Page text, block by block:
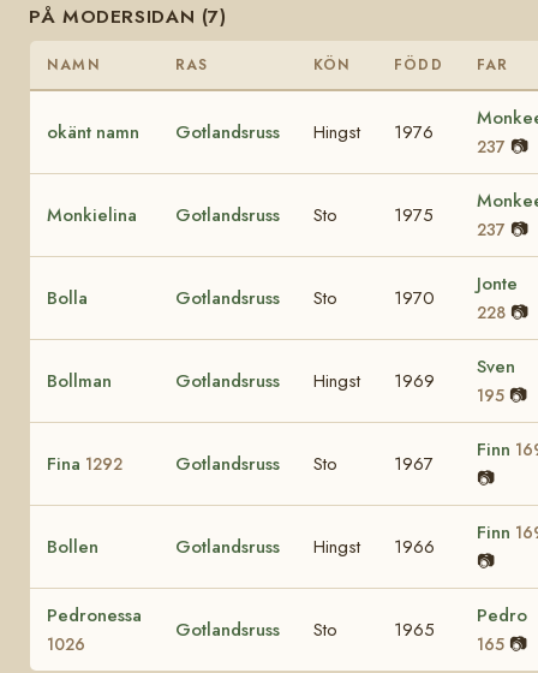
PÅ MODERSIDAN (7)
NAMN RAS KÖN FÖDD FAR
okänt namn Gotlandsruss Hingst 1976
237 📷
Monkielina Gotlandsruss Sto 1975
237 📷
Bolla Gotlandsruss Sto 1970
Jonte
228 📷
Bollman Gotlandsruss Hingst 1969
Sven
195 📷
Fina 1292 Gotlandsruss Sto 1967
Finn
📷
Bollen Gotlandsruss Hingst 1966
Finn
📷
Pedronessa
1026
Gotlandsruss Sto 1965
Pedro
165 📷